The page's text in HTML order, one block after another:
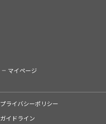
マイページ
プライバシーポリシー
ガイドライン